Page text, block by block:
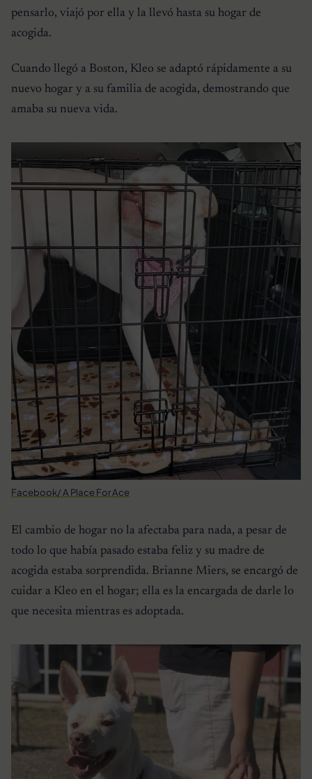
pensarlo, viajó por ella y la llevó hasta su hogar de
acogida.
Cuando llegó a Boston, Kleo se adaptó rápidamente a su
nuevo hogar y a su familia de acogida, demostrando que
amaba su nueva vida.
Facebook/ A Place For Ace
El cambio de hogar no la afectaba para nada, a pesar de
todo lo que había pasado estaba feliz y su madre de
acogida estaba sorprendida. Brianne Miers, se encargó de
cuidar a Kleo en el hogar; ella es la encargada de darle lo
que necesita mientras es adoptada.